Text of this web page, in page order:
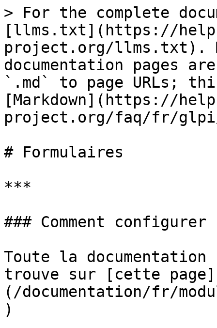
> For the complete
[llms.txt](https://
project.org/llms.txt).
documentation pages
`.md` to page URLs;
[Markdown](https://
project.org/faq/fr/
# Formulaires
***
### Comment
Toute la
trouve sur [cette page]
(/documentation/fr/
)